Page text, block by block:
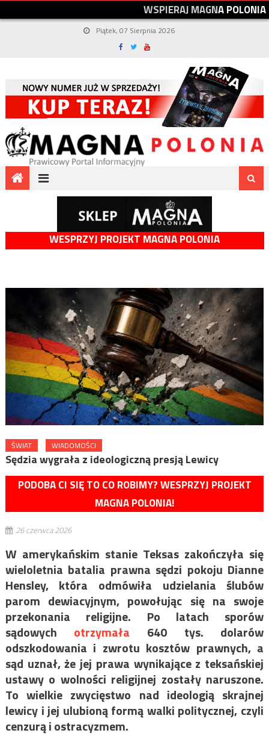
WSPIERAJMAGNAPOLONIA
Piątek, 07 Sierpnia 2026
WESPRZYJ PROJEKT MAGNA POLONIA
ŚWIAT WIADOMOŚCI
Sędzia wygrała z ideologiczną presją Lewicy
PODOBA CI SIĘ TO CO ROBIMY? WESPRZYJ PROJEKT
MAGNA POLONIA!
26 czerwca 2026
W amerykańskim stanie Teksas zakończyła się
wieloletnia batalia prawna sędzi pokoju Dianne
Hensley, która odmówiła udzielania ślubów
parom dewiacyjnym, powołując się na swoje
przekonania religijne. Po latach sporów
sądowych otrzymała 640 tys. dolarów
odszkodowania i zwrotu kosztów prawnych, a
sąd uznał, że jej prawa wynikające z teksańskiej
ustawy o wolności religijnej zostały naruszone.
To wielkie zwycięstwo nad ideologią skrajnej
lewicy i jej ulubioną formą walki politycznej, czyli
cenzurą i ostracyzmem.